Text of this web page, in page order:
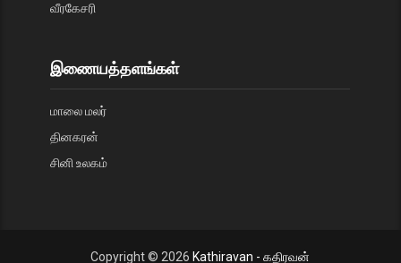
வீரகேசரி
இணையத்தளங்கள்
மாலை மலர்
தினகரன்
சினி உலகம்
Copyright © 2026 Kathiravan - கதிரவன்